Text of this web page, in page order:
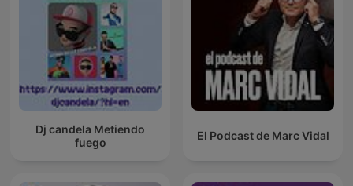
Dj candela Metiendo
fuego
El Podcast de Marc Vidal